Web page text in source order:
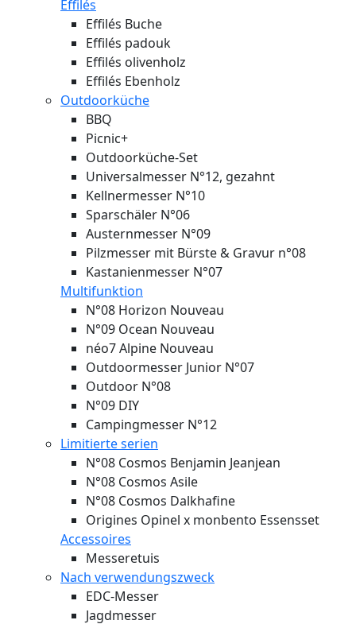
Effilés
Effilés Buche
Effilés padouk
Effilés olivenholz
Effilés Ebenholz
Outdoorküche
BBQ
Picnic+
Outdoorküche-Set
Universalmesser N°12, gezahnt
Kellnermesser N°10
Sparschäler N°06
Austernmesser N°09
Pilzmesser mit Bürste & Gravur n°08
Kastanienmesser N°07
Multifunktion
N°08 Horizon Nouveau
N°09 Ocean Nouveau
néo7 Alpine Nouveau
Outdoormesser Junior N°07
Outdoor N°08
N°09 DIY
Campingmesser N°12
Limitierte serien
N°08 Cosmos Benjamin Jeanjean
N°08 Cosmos Asile
N°08 Cosmos Dalkhafine
Origines Opinel x monbento Essensset
Accessoires
Messeretuis
Nach verwendungszweck
EDC-Messer
Jagdmesser